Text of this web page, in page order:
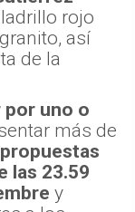
rojo
así
de la
por uno o
más de
las 23.59
y